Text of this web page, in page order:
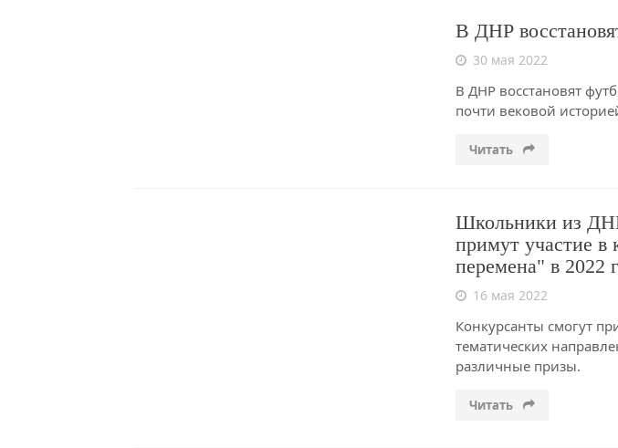
В ДНР
30 мая 2022
В ДНР восстановят
почти вековой
Читать
Школьники из
примут участие в
перемена" в 2022
16 мая 2022
Конкурсанты смогут
тематических
различные призы.
Читать